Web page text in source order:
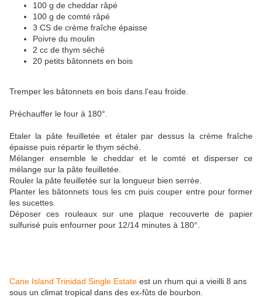
100 g de cheddar râpé
100 g de comté râpé
3 CS de crème fraîche épaisse
Poivre du moulin
2 cc de thym séché
20 petits bâtonnets en bois
Tremper les bâtonnets en bois dans l'eau froide.
Préchauffer le four à 180°.
Etaler la pâte feuilletée et étaler par dessus la crème fraîche
épaisse puis répartir le thym séché.
Mélanger ensemble le cheddar et le comté et disperser ce
mélange sur la pâte feuilletée.
Rouler la pâte feuilletée sur la longueur bien serrée.
Planter les bâtonnets tous les cm puis couper entre pour former
les sucettes.
Déposer ces rouleaux sur une plaque recouverte de papier
sulfurisé puis enfourner pour 12/14 minutes à 180°.
Cane Island Trinidad Single Estate est un rhum qui a vieilli 8 ans
sous un climat tropical dans des ex-fûts de bourbon.